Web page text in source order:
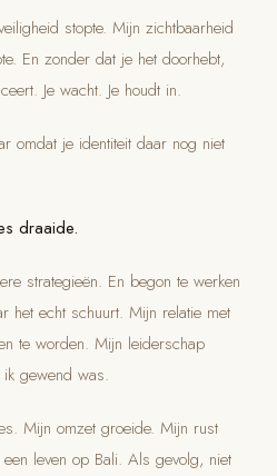
stopte. Mijn zichtbaarheid
En zonder dat je het doorhebt,
Je wacht. Je houdt in.
omdat je identiteit daar nog niet
draaide.
strategieën. En begon te werken
het echt schuurt. Mijn relatie met
te worden. Mijn leiderschap
gewend was.
Mijn omzet groeide. Mijn rust
leven op Bali. Als gevolg, niet